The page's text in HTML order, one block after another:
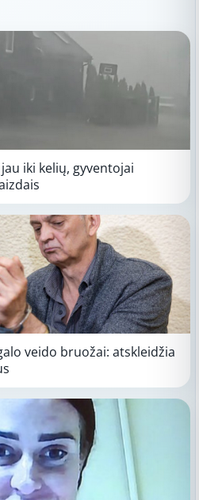
iki kelių, gyventojai
veido bruožai: atskleidžia